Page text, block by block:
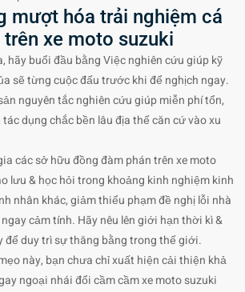
mượt hóa trải nghiệm cá
xe moto suzuki
hãy buổi đầu bằng Việc nghiên cứu giúp kỹ
sẽ từng cuộc đấu trước khi để nghịch ngay.
nguyên tắc nghiên cứu giúp miễn phí tổn,
dụng chắc bền lâu địa thế căn cứ vào xu
các sở hữu đồng đàm phán trên xe moto
lưu & học hỏi trong khoảng kinh nghiệm kinh
nhân khác, giảm thiểu phạm đề nghị lỗi nhà
cảm tính. Hãy nêu lên giới hạn thời kì &
để duy trì sự thăng bằng trong thế giới.
này, bạn chưa chỉ xuất hiện cải thiện khả
ngoại nhái đổi cầm cầm xe moto suzuki